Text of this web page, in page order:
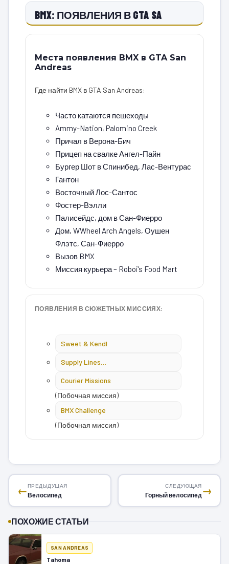
BMX: ПОЯВЛЕНИЯ В GTA SA
Места появления BMX в GTA San
Andreas
Где найти BMX в GTA San Andreas:
Часто катаются пешеходы
Ammy-Nation, Palomino Creek
Причал в Верона-Бич
Прицеп на свалке Ангел-Пайн
Бургер Шот в Спинибед, Лас-Вентурас
Гантон
Восточный Лос-Сантос
Фостер-Вэлли
Палисейдс, дом в Сан-Фиерро
Дом, WWheel Arch Angels, Оушен
Флэтс, Сан-Фиерро
Вызов BMX
Миссия курьера – Roboi’s Food Mart
ПОЯВЛЕНИЯ В СЮЖЕТНЫХ МИССИЯХ:
Sweet & Kendl
Supply Lines…
Courier Missions
(Побочная миссия)
BMX Challenge
(Побочная миссия)
←ПРЕДЫДУЩАЯ
Велосипед →
СЛЕДУЮЩАЯ
Горный велосипед
ПОХОЖИЕ СТАТЬИ
SAN ANDREAS
Tahoma